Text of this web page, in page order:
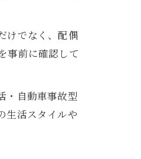
けでなく、配偶
事前に確認して
・自動車事故型
生活スタイルや